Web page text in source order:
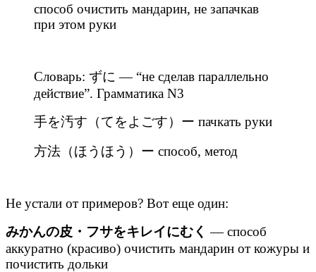
способ очистить мандарин, не запачкав
при этом руки
Словарь: ずに — “не сделав параллельно
действие”. Грамматика N3
手を汚す（てをよごす）ー пачкать руки
方法（ほうほう）ー способ, метод
Не устали от примеров? Вот еще один:
みかんの皮・フサをキレイにむく — способ
аккуратно (красиво) очистить мандарин от кожуры и
почистить дольки